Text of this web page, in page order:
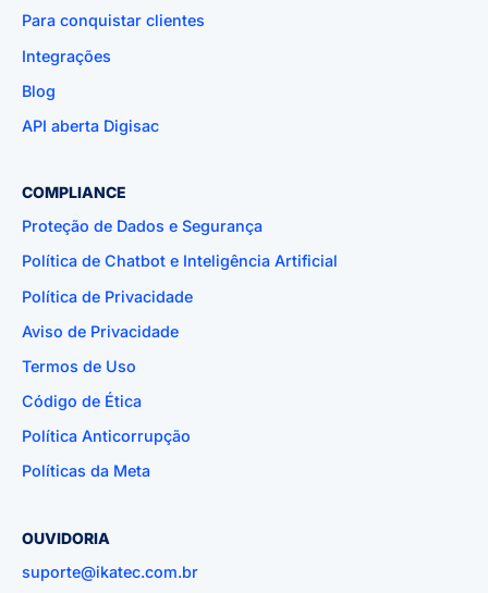
Para conquistar clientes
Integrações
Blog
API aberta Digisac
COMPLIANCE
Proteção de Dados e Segurança
Política de Chatbot e Inteligência Artificial
Política de Privacidade
Aviso de Privacidade
Termos de Uso
Código de Ética
Política Anticorrupção
Políticas da Meta
OUVIDORIA
suporte@ikatec.com.br